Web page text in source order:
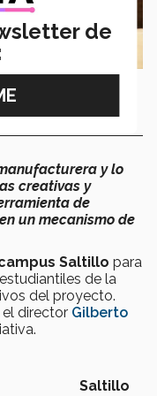
y lo
creativas y
de
un mecanismo de
Saltillo para
de la
del proyecto.
director Gilberto
Saltillo
de